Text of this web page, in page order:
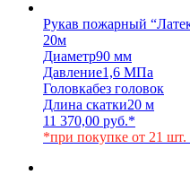
Рукав пожарный
20м
Диаметр90 мм
Давление1,6 МПа
Головкабез головок
Длина скатки20 м
11 370,00 руб.*
*при покупке от 21 шт.